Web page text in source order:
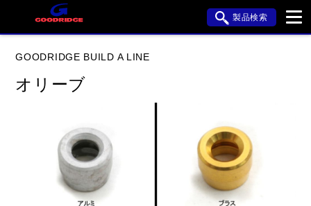
製品検索
データを準備しています。
GOODRIDGE BUILD A LINE
オリーブ